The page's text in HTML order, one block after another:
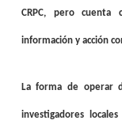
CRPC, pero cuenta
información y acción
La forma de operar
investigadores